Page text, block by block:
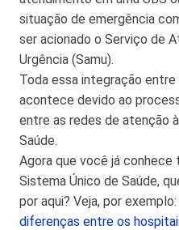
situação de emergência
ser acionado o Serviço de
Urgência (Samu).
Toda essa integração entre
acontece devido ao
entre as redes de atenção
Saúde.
Agora que você já
Sistema Único de Saúde,
por aqui? Veja, por exemplo:
diferenças entre os